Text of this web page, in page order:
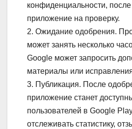
конфиденциальности, после
приложение на проверку.
2. Ожидание одобрения.
может занять несколько
Google может запросить
материалы или
3. Публикация. После
приложение станет
пользователей в Google
отслеживать статистику,